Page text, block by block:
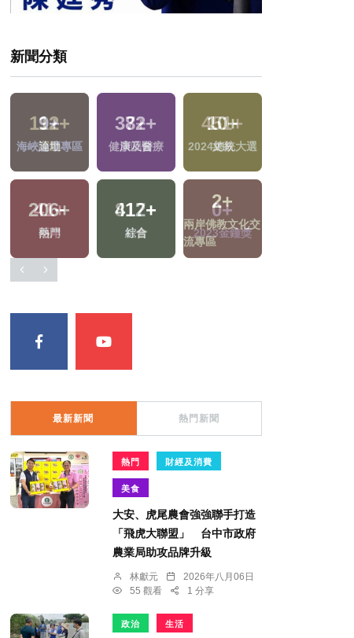
新聞分類
112+
運動
7+
演唱會
451+
文教
41+
兩岸
817+
社會
0+
2023金鐘獎
最新新聞 熱門新聞
熱門 財經及消費
美食
大安、虎尾農會強強聯手打造
「飛虎大聯盟」 台中市政府
農業局助攻品牌升級
林獻元
2026年八月06日
55 觀看
1 分享
政治 生活